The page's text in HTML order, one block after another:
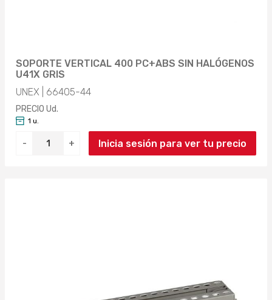
SOPORTE VERTICAL 400 PC+ABS SIN HALÓGENOS
U41X GRIS
UNEX | 66405-44
PRECIO Ud.
- +
1 u.
Inicia sesión para ver tu precio